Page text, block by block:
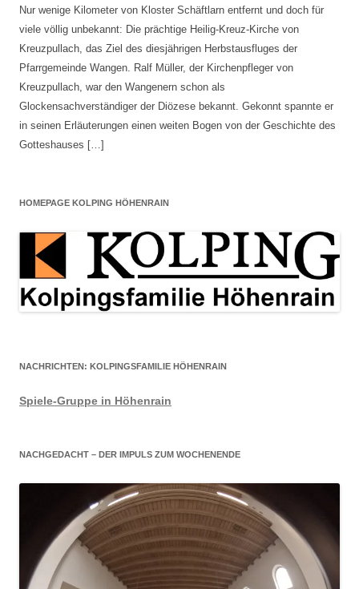
Nur wenige Kilometer von Kloster Schäftlarn entfernt und doch für
viele völlig unbekannt: Die prächtige Heilig-Kreuz-Kirche von
Kreuzpullach, das Ziel des diesjährigen Herbstausfluges der
Pfarrgemeinde Wangen. Ralf Müller, der Kirchenpfleger von
Kreuzpullach, war den Wangenern schon als
Glockensachverständiger der Diözese bekannt. Gekonnt spannte er
in seinen Erläuterungen einen weiten Bogen von der Geschichte des
Gotteshauses […]
HOMEPAGE KOLPING HÖHENRAIN
NACHRICHTEN: KOLPINGSFAMILIE HÖHENRAIN
Spiele-Gruppe in Höhenrain
NACHGEDACHT – DER IMPULS ZUM WOCHENENDE